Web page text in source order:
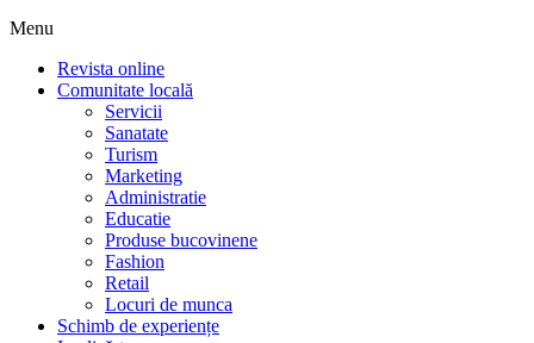
Menu
Revista online
Comunitate locală
Servicii
Sanatate
Turism
Marketing
Administratie
Educatie
Produse bucovinene
Fashion
Retail
Locuri de munca
Schimb de experiențe